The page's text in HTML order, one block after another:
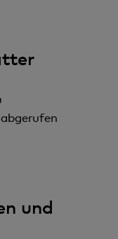
abgerufen
und